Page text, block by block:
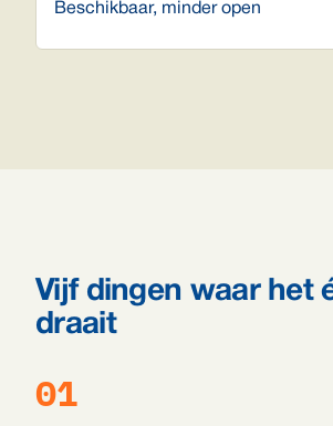
Beschikbaar, minder open
Vijf dingen waar het
draait
01